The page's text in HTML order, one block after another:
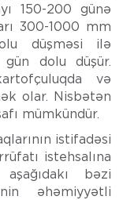
150-200 günə
300-1000 mm
düşməsi ilə
dolu düşür.
və
olar. Nisbətən
mümkündür.
istifadəsi
istehsalına
bəzi
əhəmiyyətli